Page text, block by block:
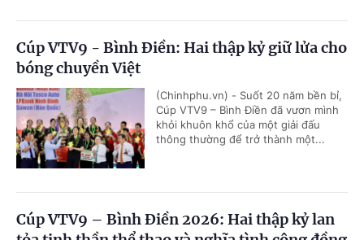
Cúp VTV9 - Bình Điền: Hai thập kỷ giữ lửa cho
bóng chuyền Việt
(Chinhphu.vn) - Suốt 20 năm bền bỉ,
Cúp VTV9 – Bình Điền đã vươn mình
khỏi khuôn khổ của một giải đấu
thông thường để trở thành một...
Cúp VTV9 – Bình Điền 2026: Hai thập kỷ lan